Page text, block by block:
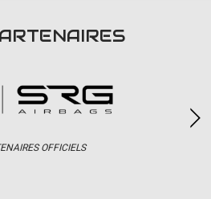
OFFICIELS